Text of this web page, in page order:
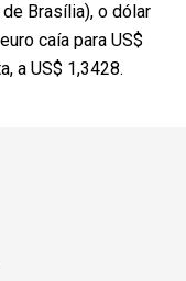
Brasília), o dólar
caía para US$
a US$ 1,3428.